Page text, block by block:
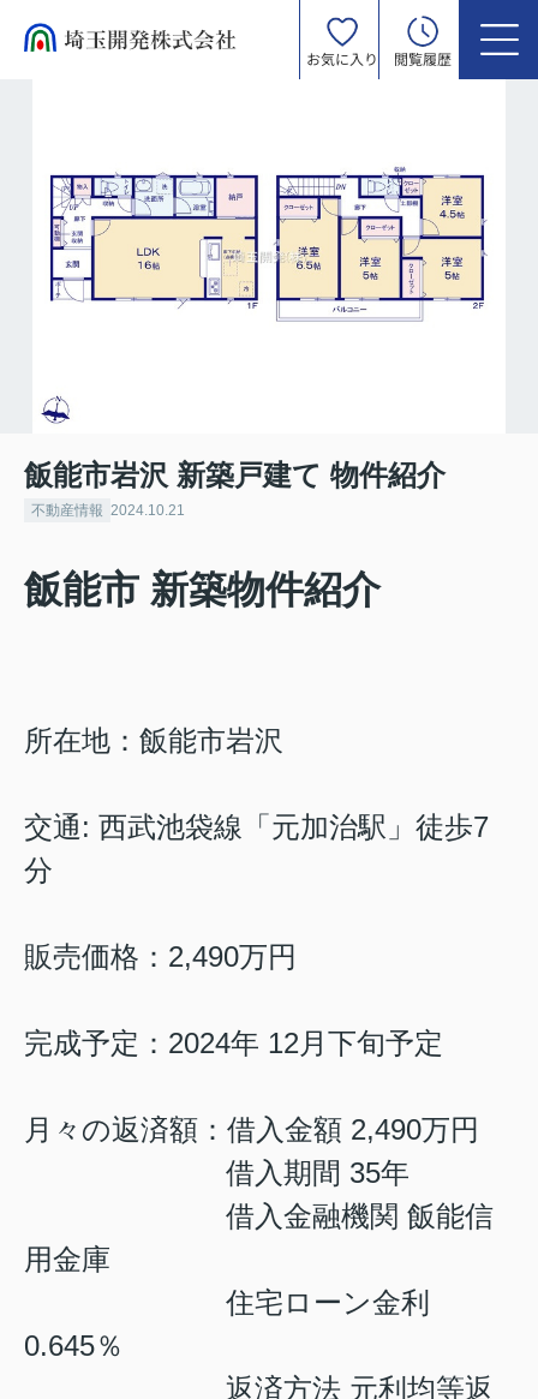
お気に入り 閲覧履歴
飯能市岩沢 新築戸建て 物件紹介
不動産情報 2024.10.21
飯能市 新築物件紹介
所在地：飯能市岩沢
交通: 西武池袋線「元加治駅」徒歩7
分
販売価格：2,490万円
完成予定：2024年 12月下旬予定
月々の返済額：借入金額 2,490万円
借入期間 35年
借入金融機関 飯能信
用金庫
住宅ローン金利
0.645％
返済方法 元利均等返